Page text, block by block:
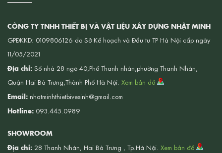
CÔNG TY TNHH THIẾT BỊ VÀ VẬT LIỆU XÂY DỰNG NHẬT MINH
GPĐKKD: 0109806126 do Sở Kế hoạch và Đầu tư TP Hà Nội cấp ngày
11/05/2021
Địa chỉ: Số nhà 28 ngõ 40,Phố Thanh nhàn,phường Thanh Nhàn,
Quận Hai Bà Trưng,Thành Phố Hà Nội. Xem bản đồ
Email: nhatminhthietbivesinh@gmail.com
Hotline: 093.445.0989
SHOWROOM
Địa chỉ: 28 Thanh Nhàn, Hai Bà Trưng , Tp.Hà Nội. Xem bản đồ